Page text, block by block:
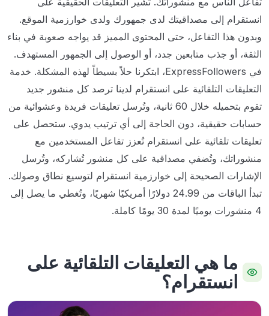
انستقرام إلى مصداقيتك لدى جمهورك ولدى خوارزمية الموقع.
وبدون هذا التفاعل، حتى المحتوى المميز قد يواجه صعوبة في بناء
الثقة، أو جذب متابعين جدد، أو الوصول إلى الجمهور المستهدف.
في ExpressFollowers، ابتكرنا حلاً بسيطاً لهذه المشكلة. خدمة
التعليقات التلقائية على انستقرام لدينا ترصد كل منشور جديد
تقوم بتحميله خلال 60 ثانية، وتُرسل تعليقات فريدة وعشوائية من
حسابات حقيقية، دون الحاجة إلى أي ترتيب يدوي. ستحصل على
تعليقات تلقائية على انستقرام تُعزز تفاعل المستخدمين مع
منشوراتك، وتُضفي مصداقية على كل منشور تُشاركه، وتُرسل
الإشارات الصحيحة إلى خوارزمية انستقرام لتوسيع نطاق وصولك.
تبدأ الباقات من 24.99 دولارًا أمريكيًا شهريًا، وتُغطي ما يصل إلى
4 منشورات يوميًا لمدة 30 يومًا كاملة.
ما هي التعليقات التلقائية على
انستقرام؟